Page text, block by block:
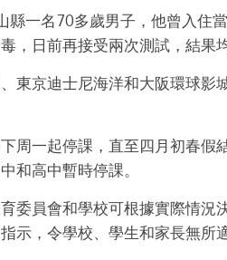
縣一名70多歲男子，他曾入住
，日前再接受兩次測試，結果
東京迪士尼海洋和大阪環球影
周一起停課，直至四月初春假
和高中暫時停課。
委員會和學校可根據實際情況
示，令學校、學生和家長無所適